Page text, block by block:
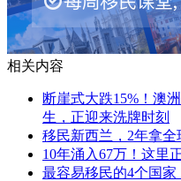
相关内容
断崖式大跌15%！澳
生，正迎来洗牌时刻
移民新西兰，2年拿全
10年涌入67万！这里
最容易移民的4个国家